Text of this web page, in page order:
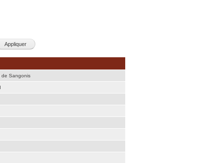
de Sangonis